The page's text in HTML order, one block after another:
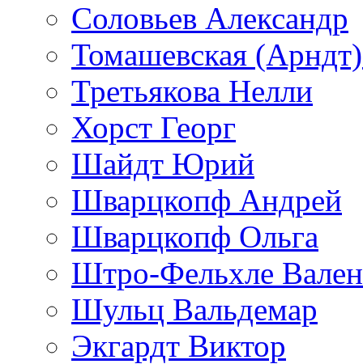
Соловьев Александр
Томашевская
Третьякова Нелли
Хорст Георг
Шайдт Юрий
Шварцкопф Андрей
Шварцкопф Ольга
Штро-Фельхле
Шульц Вальдемар
Экгардт Виктор